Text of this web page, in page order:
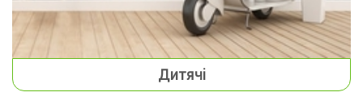
Дитячі